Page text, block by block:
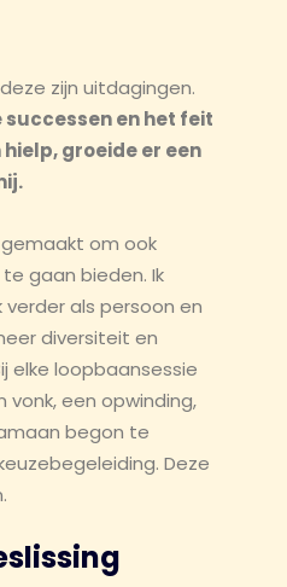
zijn uitdagingen.
en het feit
groeide er een
om ook
gaan bieden. Ik
als persoon en
diversiteit en
elke loopbaansessie
vonk, een opwinding,
begon te
Deze